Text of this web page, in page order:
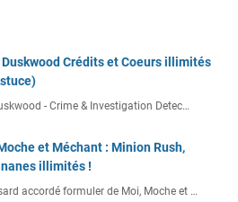
Crédits et Coeurs illimités
- Crime & Investigation Detec…
et Méchant : Minion Rush,
illimités !
accordé formuler de Moi, Moche et …